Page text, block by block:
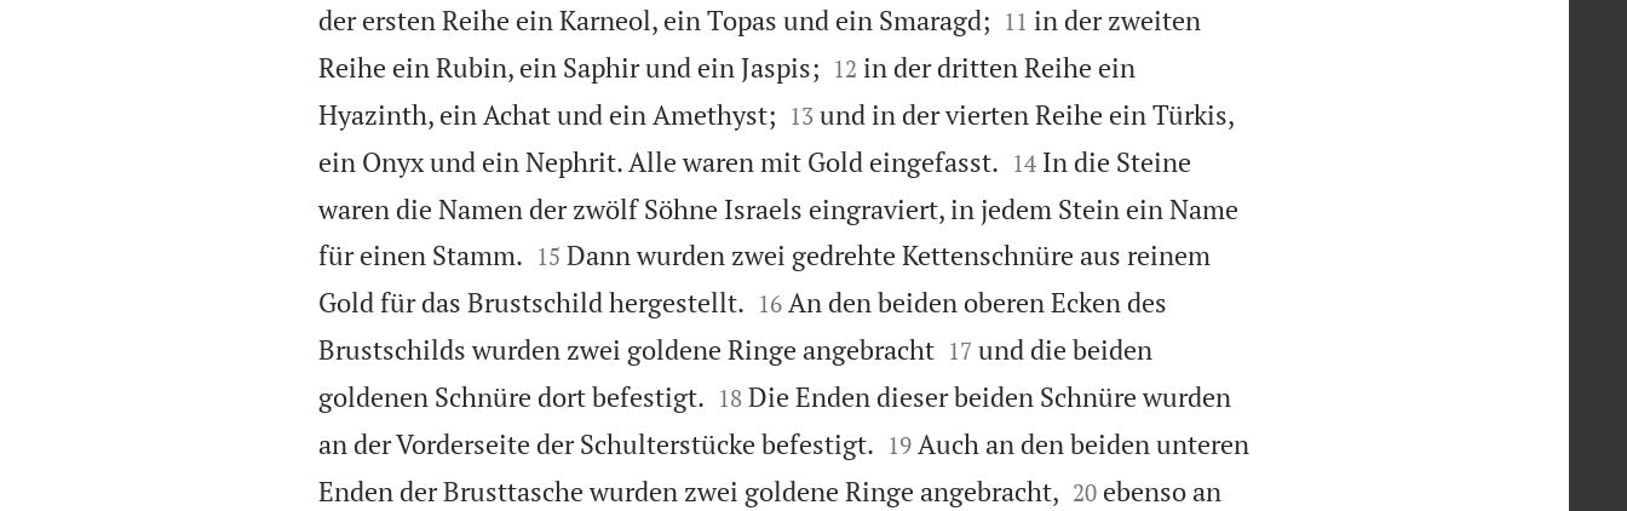
der ersten Reihe ein Karneol, ein Topas und ein Smaragd;
11 in der zweiten
Reihe ein Rubin, ein Saphir und ein Jaspis;
12 in der dritten Reihe ein
Hyazinth, ein Achat und ein Amethyst;
13 und in der vierten Reihe ein Türkis,
ein Onyx und ein Nephrit. Alle waren mit Gold eingefasst.
14 In die Steine
waren die Namen der zwölf Söhne Israels eingraviert, in jedem Stein ein Name
für einen Stamm.
15 Dann wurden zwei gedrehte Kettenschnüre aus reinem
Gold für das Brustschild hergestellt.
16 An den beiden oberen Ecken des
Brustschilds wurden zwei goldene Ringe angebracht
17 und die beiden
goldenen Schnüre dort befestigt.
18 Die Enden dieser beiden Schnüre wurden
an der Vorderseite der Schulterstücke befestigt.
19 Auch an den beiden unteren
Enden der Brusttasche wurden zwei goldene Ringe angebracht,
20 ebenso an